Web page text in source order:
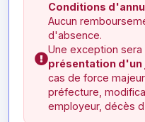
Conditions
Aucun
d'absence.
Une exception sera
présentation
cas de force
préfecture,
employeur, décès